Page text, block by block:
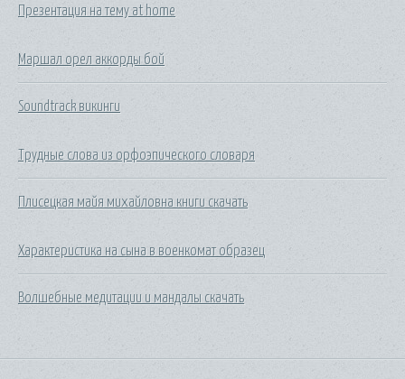
Презентация на тему at home
Маршал орел аккорды бой
Soundtrack викинги
Трудные слова из орфоэпического словаря
Плисецкая майя михайловна книги скачать
Характеристика на сына в военкомат образец
Волшебные медитации и мандалы скачать